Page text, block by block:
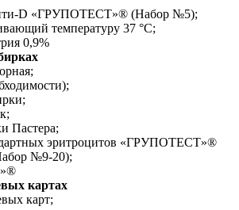
D «ГРУПОТЕСТ»® (Набор №5);
температуру 37 °С;
0,9%
Пастера;
эритроцитов «ГРУПОТЕСТ»®
№9-20);
картах
карт;